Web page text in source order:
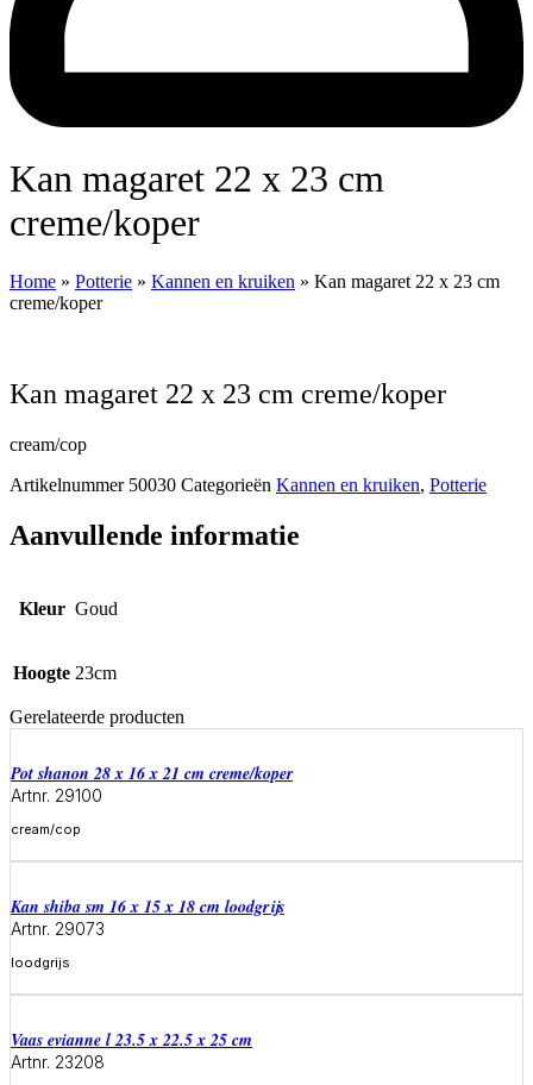
Kan magaret 22 x 23 cm
creme/koper
Home » Potterie » Kannen en kruiken » Kan magaret 22 x 23 cm
creme/koper
Kan magaret 22 x 23 cm creme/koper
cream/cop
Artikelnummer 50030 Categorieën Kannen en kruiken, Potterie
Aanvullende informatie
Kleur Goud
Hoogte 23cm
Gerelateerde producten
Pot shanon 28 x 16 x 21 cm creme/koper
Artnr. 29100
cream/cop
Meer informatie
Kan shiba sm 16 x 15 x 18 cm loodgrijs
Artnr. 29073
loodgrijs
Meer informatie
Vaas evianne l 23.5 x 22.5 x 25 cm
Artnr. 23208